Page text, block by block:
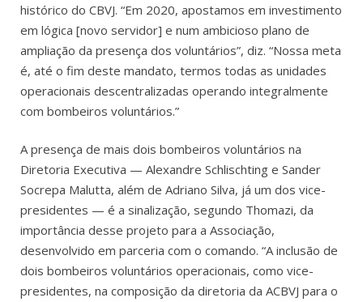
histórico do CBVJ. “Em 2020, apostamos em investimento
em lógica [novo servidor] e num ambicioso plano de
ampliação da presença dos voluntários”, diz. “Nossa meta
é, até o fim deste mandato, termos todas as unidades
operacionais descentralizadas operando integralmente
com bombeiros voluntários.”
A presença de mais dois bombeiros voluntários na
Diretoria Executiva — Alexandre Schlischting e Sander
Socrepa Malutta, além de Adriano Silva, já um dos vice-
presidentes — é a sinalização, segundo Thomazi, da
importância desse projeto para a Associação,
desenvolvido em parceria com o comando. “A inclusão de
dois bombeiros voluntários operacionais, como vice-
presidentes, na composição da diretoria da ACBVJ para o